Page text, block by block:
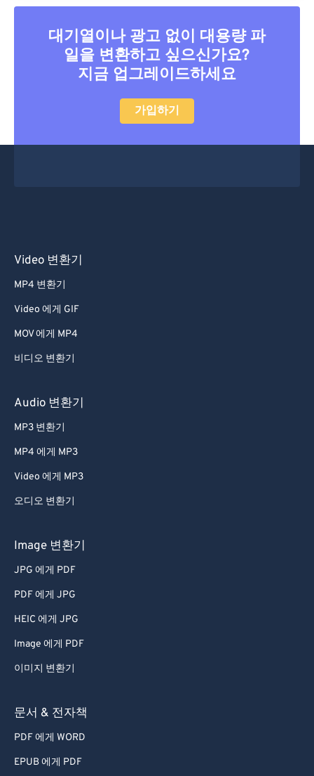
대기열이나 광고 없이 대용량 파
일을 변환하고 싶으신가요?
지금 업그레이드하세요
가입하기
Video 변환기
MP4 변환기
Video 에게 GIF
MOV 에게 MP4
비디오 변환기
Audio 변환기
MP3 변환기
MP4 에게 MP3
Video 에게 MP3
오디오 변환기
Image 변환기
JPG 에게 PDF
PDF 에게 JPG
HEIC 에게 JPG
Image 에게 PDF
이미지 변환기
문서 & 전자책
PDF 에게 WORD
EPUB 에게 PDF